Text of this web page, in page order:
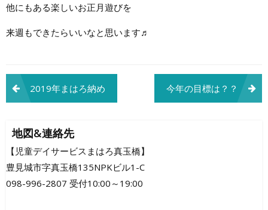
他にもある楽しいお正月遊びを
来週もできたらいいなと思います♬
投
稿
ナ
ビ
ゲ
2019年まはろ納め 今年の目標は？？
地図&連絡先
【児童デイサービスまはろ真玉橋】
豊見城市字真玉橋135NPKビル1-C
098-996-2807 受付10:00～19:00